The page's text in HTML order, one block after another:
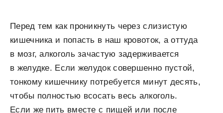
Перед тем как проникнуть через слизистую
кишечника и попасть в наш кровоток, а оттуда
в мозг, алкоголь зачастую задерживается
в желудке. Если желудок совершенно пустой,
тонкому кишечнику потребуется минут десять,
чтобы полностью всосать весь алкоголь.
Если же пить вместе с пищей или после